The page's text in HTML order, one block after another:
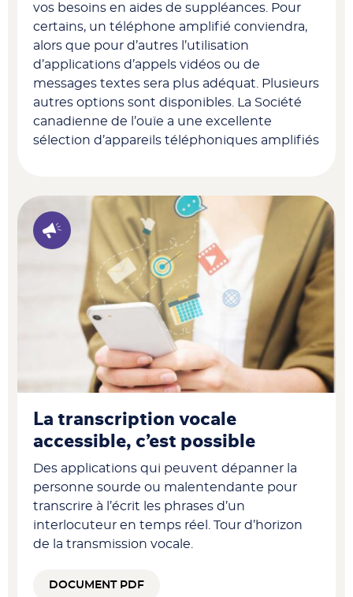
vos besoins en aides de suppléances. Pour
certains, un téléphone amplifié conviendra,
alors que pour d’autres l’utilisation
d’applications d’appels vidéos ou de
messages textes sera plus adéquat. Plusieurs
autres options sont disponibles. La Société
canadienne de l’ouïe a une excellente
sélection d’appareils téléphoniques amplifiés
La transcription vocale
accessible, c’est possible
Des applications qui peuvent dépanner la
personne sourde ou malentendante pour
transcrire à l’écrit les phrases d’un
interlocuteur en temps réel. Tour d’horizon
de la transmission vocale.
DOCUMENT PDF